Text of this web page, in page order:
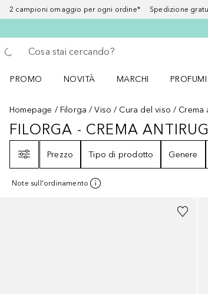
2 campioni omaggio per ogni ordine* Spedizione
Torna indietro
Esegui ricerca
PROMO
NOVITÀ
MARCHI
PROFUMI
Homepage Filorga Viso Cura del viso Crema
FILORGA - CREMA
FILORGA - CREMA
Prezzo
Tipo di prodotto Genere
Note sull'ordinamento